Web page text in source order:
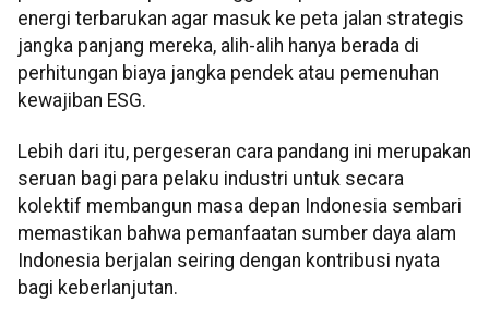
energi terbarukan agar masuk ke peta jalan strategis
jangka panjang mereka, alih-alih hanya berada di
perhitungan biaya jangka pendek atau pemenuhan
kewajiban ESG.
Lebih dari itu, pergeseran cara pandang ini merupakan
seruan bagi para pelaku industri untuk secara
kolektif membangun masa depan Indonesia sembari
memastikan bahwa pemanfaatan sumber daya alam
Indonesia berjalan seiring dengan kontribusi nyata
bagi keberlanjutan.